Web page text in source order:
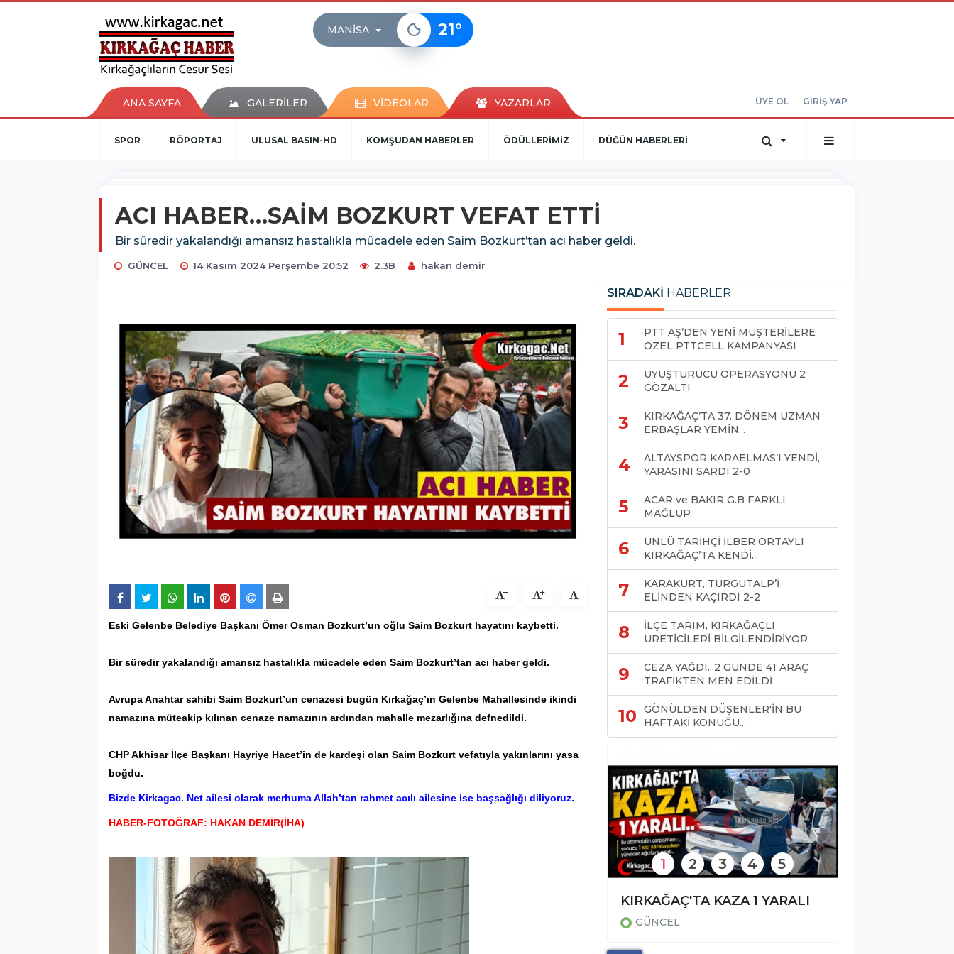
MANISA 21°
ANA SAYFA GALERİLER VİDEOLAR YAZARLAR ÜYE OL GİRİŞ YAP
SPOR RÖPORTAJ ULUSAL BASIN-HD KOMŞUDAN HABERLER ÖDÜLLERİMİZ DÜĞÜN HABERLERİ
ACI HABER…SAİM BOZKURT VEFAT ETTİ
Bir süredir yakalandığı amansız hastalıkla mücadele eden Saim Bozkurt’tan acı haber geldi.
GÜNCEL 14 Kasım 2024 Perşembe 20:52 2.3B hakan demir
Eski Gelenbe Belediye Başkanı Ömer Osman Bozkurt’un oğlu Saim Bozkurt hayatını kaybetti.
Bir süredir yakalandığı amansız hastalıkla mücadele eden Saim Bozkurt’tan acı haber geldi.
Avrupa Anahtar sahibi Saim Bozkurt’un cenazesi bugün Kırkağaç’ın Gelenbe Mahallesinde ikindi
namazına müteakip kılınan cenaze namazının ardından mahalle mezarlığına defnedildi.
CHPAkhisarİlçe Başkanı Hayriye Hacet’in de kardeşi olan Saim Bozkurt vefatıyla yakınlarını yasa
boğdu.
Bizde Kirkagac. Net ailesi olarak merhuma Allah’tan rahmet acılı ailesine ise başsağlığı diliyoruz.
HABER-FOTOĞRAF: HAKAN DEMİR(İHA)
SIRADAKİ HABERLER
1
PTT AŞ’DEN YENİ MÜŞTERİLERE
ÖZEL PTTCELL KAMPANYASI
2
UYUŞTURUCU OPERASYONU 2
GÖZALTI
3
KIRKAĞAÇ’TA 37. DÖNEM UZMAN
ERBAŞLAR YEMİN...
4
ALTAYSPOR KARAELMAS’I YENDİ,
YARASINI SARDI 2-0
5
ACAR ve BAKIR G.B FARKLI
MAĞLUP
6
ÜNLÜ TARİHÇİ İLBER ORTAYLI
KIRKAĞAÇ’TA KENDİ...
7
KARAKURT, TURGUTALP’İ
ELİNDEN KAÇIRDI 2-2
8
İLÇE TARIM, KIRKAĞAÇLI
ÜRETİCİLERİ BİLGİLENDİRİYOR
9
CEZA YAĞDI...2 GÜNDE 41 ARAÇ
TRAFİKTEN MEN EDİLDİ
10
GÖNÜLDEN DÜŞENLER'İN BU
HAFTAKİ KONUĞU...
GÜNCEL
KIRKAĞAÇ'TA KAZA 1 YARALI
GÜNCEL
1 2 3 4 5